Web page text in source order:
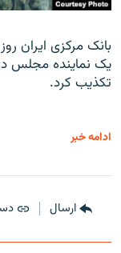
بانک مرکزی ایران
تکذیب کرد.
ادامه خبر
ارسال